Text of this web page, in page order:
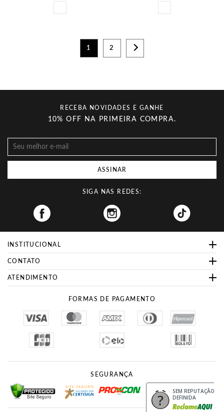
1 2
RECEBA NOVIDADES E GANHE
10% OFF NA PRIMEIRA COMPRA.
ASSINAR
SIGA NAS REDES:
Facebook
INSTITUCIONAL
CONTATO
ATENDIMENTO
FORMAS DE PAGAMENTO
SEGURANÇA
Site Seguro Procon
SEM REPUTAÇÃO
DEFINIDA